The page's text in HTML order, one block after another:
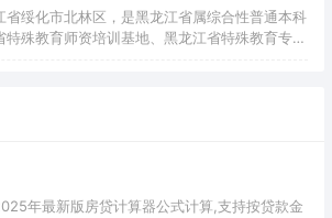
省绥化市北林区，是黑龙江省属综合性普通本科
殊教育师资培训基地、黑龙江省特殊教育专业
绥化学院。
年最新版房贷计算器公式计算,支持按贷款金